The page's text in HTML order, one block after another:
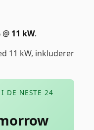
@ 11 kW.
11 kW, inkluderer
DE NESTE 24